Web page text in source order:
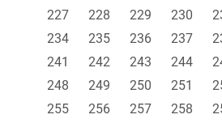
227
228 229 230
234
235 236 237
241
242 243 244
248
249 250 251
255
256 257 258